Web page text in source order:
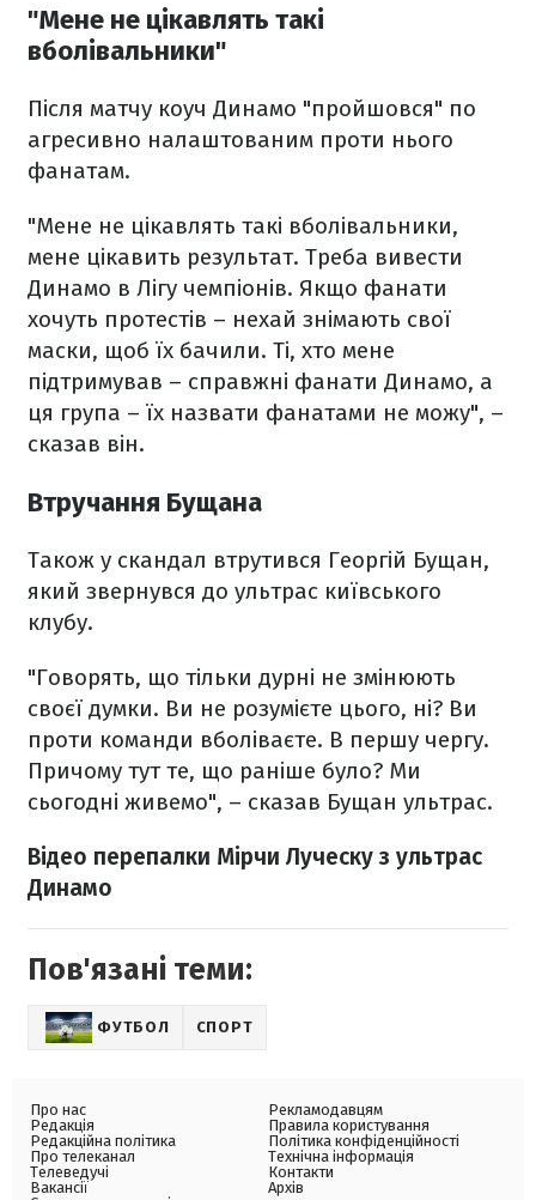
"Мене не цікавлять такі
вболівальники"
Після матчу коуч Динамо "пройшовся" по
агресивно налаштованим проти нього
фанатам.
"Мене не цікавлять такі вболівальники,
мене цікавить результат. Треба вивести
Динамо в Лігу чемпіонів. Якщо фанати
хочуть протестів – нехай знімають свої
маски, щоб їх бачили. Ті, хто мене
підтримував – справжні фанати Динамо, а
ця група – їх назвати фанатами не можу", –
сказав він.
Втручання Бущана
Також у скандал втрутився Георгій Бущан,
який звернувся до ультрас київського
клубу.
"Говорять, що тільки дурні не змінюють
своєї думки. Ви не розумієте цього, ні? Ви
проти команди вболіваєте. В першу чергу.
Причому тут те, що раніше було? Ми
сьогодні живемо", – сказав Бущан ультрас.
Відео перепалки Мірчи Луческу з ультрас
Динамо
Пов'язані теми:
ФУТБОЛ СПОРТ
Про нас
Редакція
Редакційна політика
Про телеканал
Телеведучі
Вакансії
Рекламодавцям
Правила користування
Політика конфіденційності
Технічна інформація
Контакти
Архів